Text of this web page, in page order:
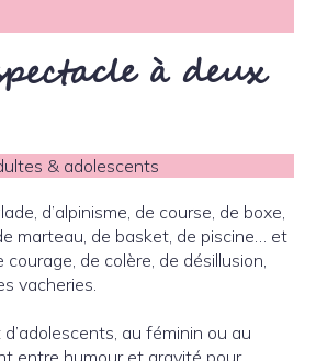
à deux
& adolescents
d’alpinisme, de course, de boxe,
marteau, de basket, de piscine… et
courage, de colère, de désillusion,
vacheries.
au féminin ou au